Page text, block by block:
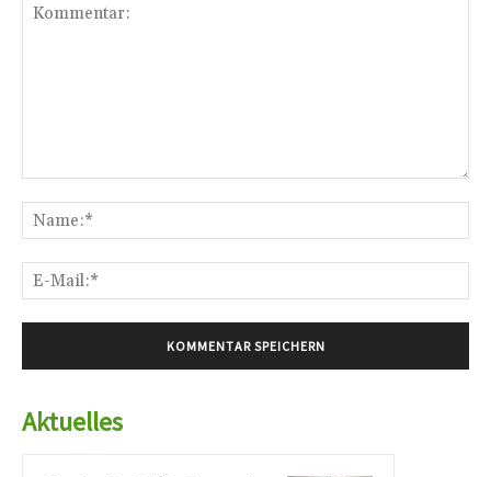
Aktuelles